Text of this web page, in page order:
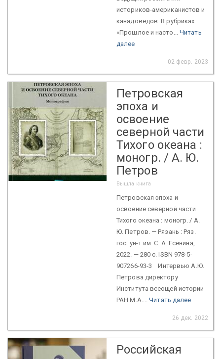
историков-американистов и
канадоведов. В рубриках
«Прошлое и насто... Читать
далее
02 февр. 2023
Петровская
эпоха и
освоение
северной части
Тихого океана :
моногр. / А. Ю.
Петров
Вышла книга
Петровская эпоха и
освоение северной части
Тихого океана : моногр. / А.
Ю. Петров. — Рязань : Ряз.
гос. ун-т им. С. А. Есенина,
2022. — 280 с. ISBN 978-5-
907266-93-3 Интервью А.Ю.
Петрова директору
Института всеощей истории
РАН М.А....Читать далее
26 дек. 2022
Российская